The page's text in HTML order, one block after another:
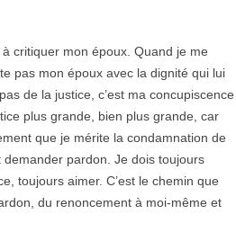
critiquer mon époux. Quand je me
pas mon époux avec la dignité qui lui
de la justice, c’est ma concupiscence
plus grande, bien plus grande, car
que je mérite la condamnation de
demander pardon. Je dois toujours
toujours aimer. C’est le chemin que
du renoncement à moi-même et